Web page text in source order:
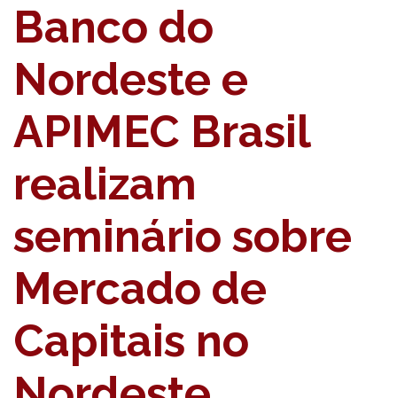
Banco do
Nordeste e
APIMEC Brasil
realizam
seminário sobre
Mercado de
Capitais no